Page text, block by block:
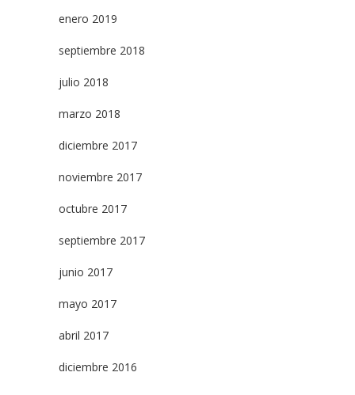
enero 2019
septiembre 2018
julio 2018
marzo 2018
diciembre 2017
noviembre 2017
octubre 2017
septiembre 2017
junio 2017
mayo 2017
abril 2017
diciembre 2016